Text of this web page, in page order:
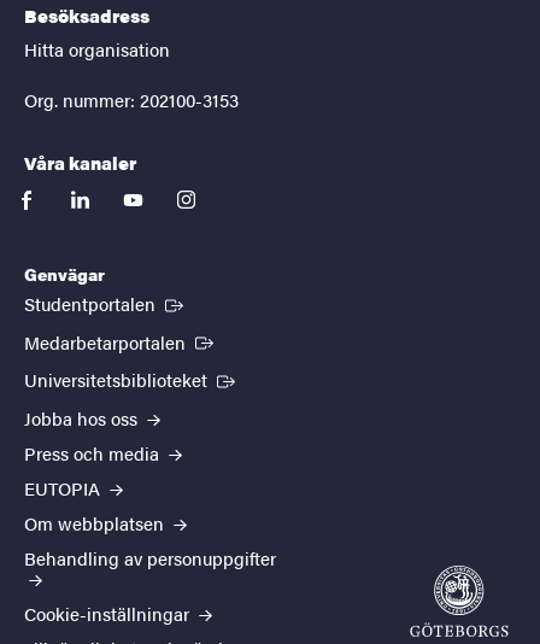
Besöksadress
Hitta organisation
Org. nummer: 202100-3153
Våra kanaler
facebooklinkedinyoutubeinstagram
Genvägar
Studentportalen (Extern länk)
Medarbetarportalen (Extern länk)
Universitetsbiblioteket (Extern länk)
Jobba hos oss
Press och media
EUTOPIA
Om webbplatsen
Behandling av personuppgifter
Cookie-inställningar